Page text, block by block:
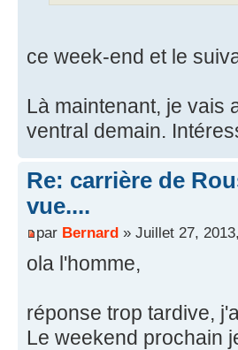
ce week-end et le
Là maintenant, je vais
ventral demain.
Re: carrière de
vue....
par Bernard » Juillet 27,
ola l'homme,
réponse trop tardive,
Le weekend prochain